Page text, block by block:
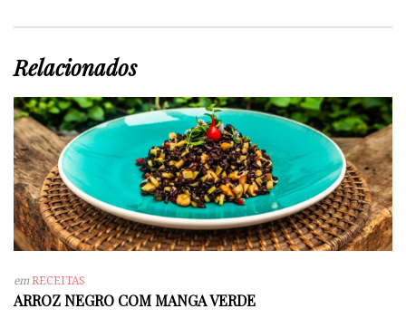
Relacionados
emRECEITAS
ARROZ NEGRO COM MANGA VERDE